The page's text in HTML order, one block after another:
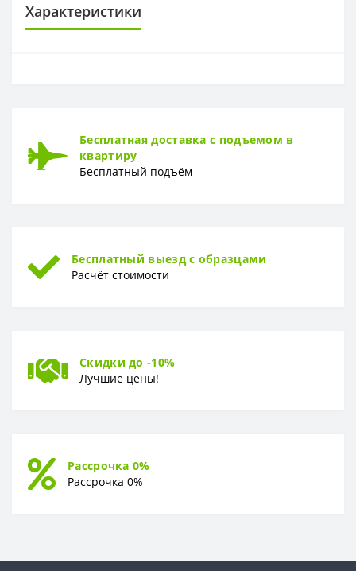
Характеристики
Раппорт
РУЛОН
Бесплатная доставка с подъемом в
квартиру
Бесплатный подъём
Бесплатный выезд с образцами
Расчёт стоимости
Скидки до -10%
Лучшие цены!
Рассрочка 0%
Рассрочка 0%